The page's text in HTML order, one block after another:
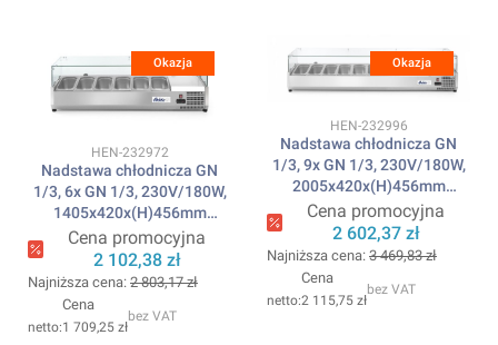
Okazja
Kod produktu
HEN-232972
Nadstawa chłodnicza GN
1/3, 6x GN 1/3, 230V/180W,
1405x420x(H)456mm
ARKTIC
Cena promocyjna
2 102,38 zł
Najniższa cena: 2 803,17 zł
Cena
1 709,25 zł
bez VAT
Okazja
Kod produktu
HEN-232996
Nadstawa chłodnicza GN
1/3, 9x GN 1/3, 230V/180W,
2005x420x(H)456mm
ARKTIC
Cena promocyjna
2 602,37 zł
Najniższa cena: 3 469,83 zł
Cena
2 115,75 zł
bez VAT